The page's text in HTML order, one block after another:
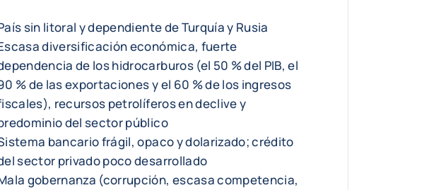
sin litoral y dependiente de Turquía y Rusia
diversificación económica, fuerte
de los hidrocarburos (el 50 % del PIB, el
% de las exportaciones y el 60 % de los ingresos
recursos petrolíferos en declive y
del sector público
bancario frágil, opaco y dolarizado; crédito
sector privado poco desarrollado
gobernanza (corrupción, escasa competencia,